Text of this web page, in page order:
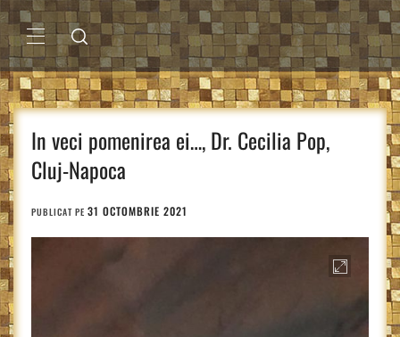
Sari
la
conținutMENIU
PRINCIPAL
In veci pomenirea ei…, Dr. Cecilia Pop,
Cluj-Napoca
PUBLICAT PE 31 OCTOMBRIE 2021